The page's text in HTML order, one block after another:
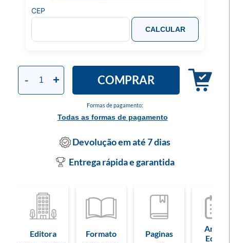
Formas de pagamento:
Todas as formas de pagamento
- + COMPRAR
CEP
CALCULAR
Devolução em até 7 dias
Entrega rápida e garantida
Editora Formato Paginas
Ano de
Edição